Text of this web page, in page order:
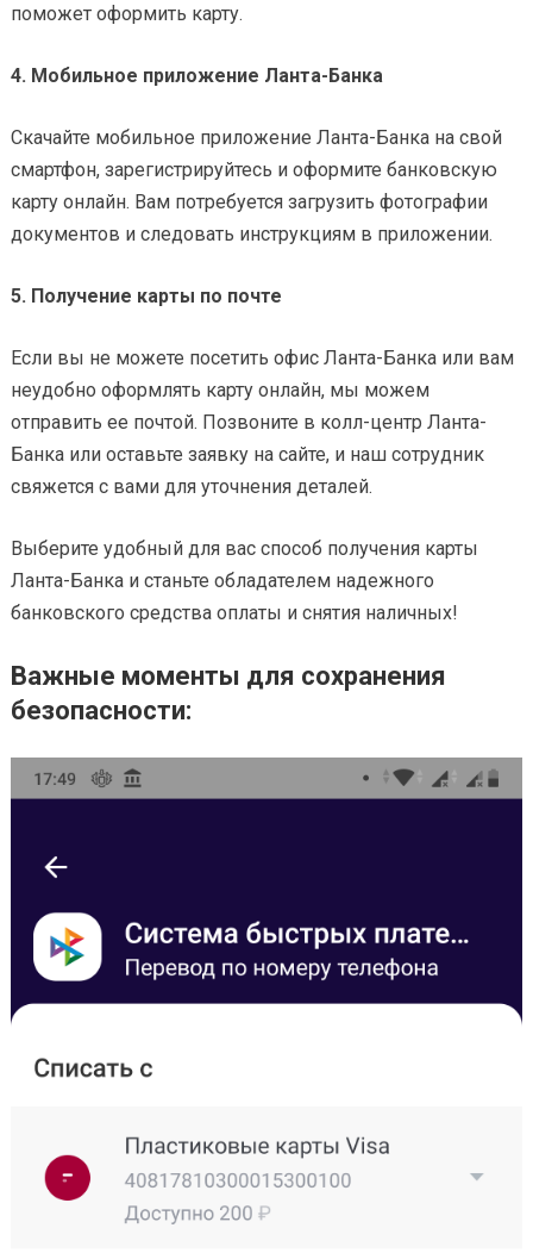
поможет оформить карту.
4. Мобильное приложение Ланта-Банка
Скачайте мобильное приложение Ланта-Банка на свой
смартфон, зарегистрируйтесь и оформите банковскую
карту онлайн. Вам потребуется загрузить фотографии
документов и следовать инструкциям в приложении.
5. Получение карты по почте
Если вы не можете посетить офис Ланта-Банка или вам
неудобно оформлять карту онлайн, мы можем
отправить ее почтой. Позвоните в колл-центр Ланта-
Банка или оставьте заявку на сайте, и наш сотрудник
свяжется с вами для уточнения деталей.
Выберите удобный для вас способ получения карты
Ланта-Банка и станьте обладателем надежного
банковского средства оплаты и снятия наличных!
Важные моменты для сохранения
безопасности: